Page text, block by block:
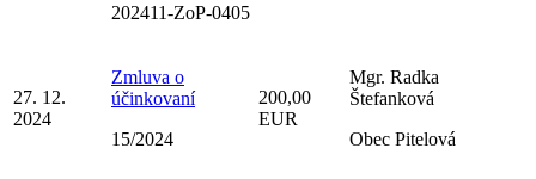
202411-ZoP-0405
27. 12.
2024
Zmluva o
účinkovaní
15/2024
200,00
EUR
Mgr. Radka
Štefanková
Obec Pitelová